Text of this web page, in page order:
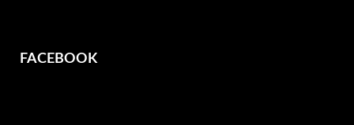
FACEBOOK